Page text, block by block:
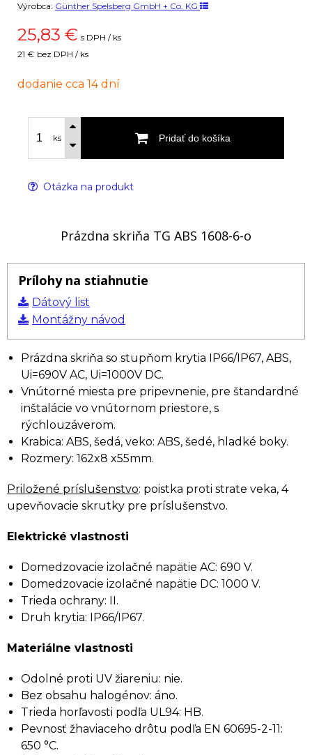
Výrobca: Günther Spelsberg GmbH + Co. KG
25,83 € s DPH / ks
21 € bez DPH / ks
dodanie cca 14 dní
ks Pridať do košíka
Otázka na produkt
Prázdna skriňa TG ABS 1608-6-o
Prílohy na stiahnutie
Dátový list
Montážny návod
Prázdna skriňa so stupňom krytia IP66/IP67, ABS,
Ui=690V AC, Ui=1000V DC.
Vnútorné miesta pre pripevnenie, pre štandardné
inštalácie vo vnútornom priestore, s
rýchlouzáverom.
Krabica: ABS, šedá, veko: ABS, šedé, hladké boky.
Rozmery: 162x8 x55mm.
Priložené príslušenstvo: poistka proti strate veka, 4
upevňovacie skrutky pre príslušenstvo.
Elektrické vlastnosti
Domedzovacie izolačné napätie AC: 690 V.
Domedzovacie izolačné napätie DC: 1000 V.
Trieda ochrany: II.
Druh krytia: IP66/IP67.
Materiálne vlastnosti
Odolné proti UV žiareniu: nie.
Bez obsahu halogénov: áno.
Trieda horľavosti podľa UL94: HB.
Pevnosť žhaviaceho drôtu podľa EN 60695-2-11:
650 °C.